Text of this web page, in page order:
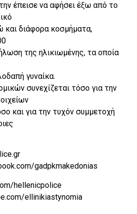
έπεισε να αφήσει έξω από το
διάφορα κοσμήματα,
της ηλικιωμένης, τα οποία
γυναίκα.
συνεχίζεται τόσο για την
και για την τυχόν συμμετοχή
gadpkmakedonias
hellenicpolice
ellinikiastynomia